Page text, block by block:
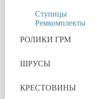
Ступицы
Ремкомплекты
РОЛИКИ ГРМ
ШРУСЫ
КРЕСТОВИНЫ